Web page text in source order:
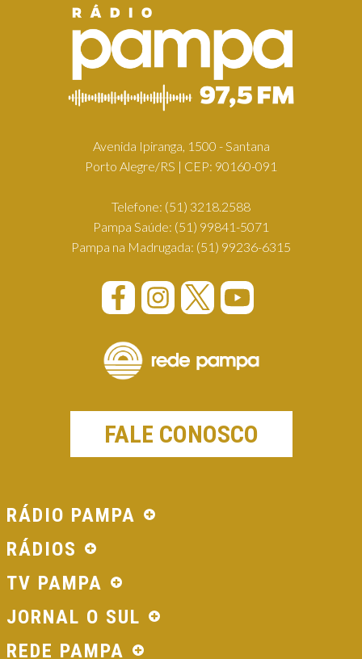
Avenida Ipiranga, 1500 - Santana
Porto Alegre/RS | CEP: 90160-091
Telefone: (51) 3218.2588
Pampa Saúde: (51) 99841-5071
Pampa na Madrugada: (51) 99236-6315
FALE CONOSCO
RÁDIO PAMPA
RÁDIOS
TV PAMPA
JORNAL O SUL
REDE PAMPA